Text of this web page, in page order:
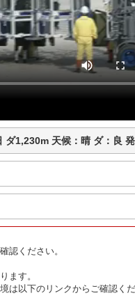
ダ1,230m 天候：晴 ダ：
認ください。
ます。
は以下のリンクからご確認くだ